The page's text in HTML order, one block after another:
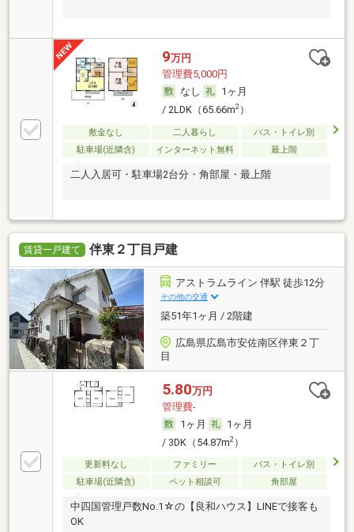
9万円
管理費5,000円
なし
1ヶ月
/ 2LDK（65.66m2）
敷金なし 二人暮らし
バス・トイレ別
駐車場(近隣含)
インターネット無料 最上階
二人入居可・駐車場2台分・角部屋・最上階
賃貸一戸建て 伴東２丁目戸建
アストラムライン 伴駅 徒歩12分
その他の交通
築51年1ヶ月 / 2階建
広島県広島市安佐南区伴東２丁
目
5.80万円
管理費-
1ヶ月
1ヶ月
/ 3DK（54.87m2）
更新料なし ファミリー
バス・トイレ別
駐車場(近隣含)
ペット相談可 角部屋
中四国管理戸数No.1☆の【良和ハウス】LINEで接客も
OK